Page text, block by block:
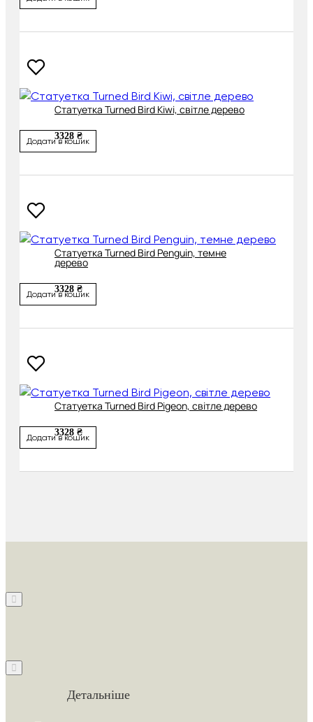
Статуетка Turned Bird Kiwi, світле дерево
3328 ₴
Додати в кошик
Статуетка Turned Bird Penguin, темне
дерево
3328 ₴
Додати в кошик
Статуетка Turned Bird Pigeon, світле дерево
3328 ₴
Додати в кошик
Детальніше